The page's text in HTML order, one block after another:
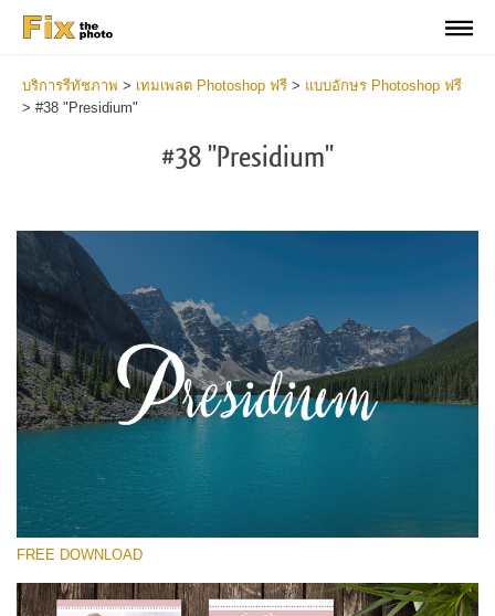
บริการรีทัชภาพ > เทมเพลต Photoshop ฟรี > แบบอักษร Photoshop ฟรี
> #38 "Presidium"
#38 "Presidium"
FREE DOWNLOAD